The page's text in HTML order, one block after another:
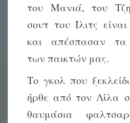
του Μανιά, του
σουτ του Ίλιτς
και απέσπασαν τα
των παικτών μας.
Το γκολ που
ήρθε από τον Λίλα
θαυμάσια